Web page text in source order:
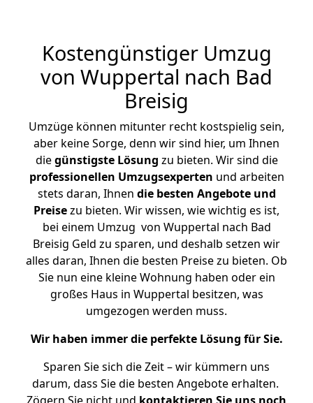
Kostengünstiger Umzug
von Wuppertal nach Bad
Breisig
Umzüge können mitunter recht kostspielig sein,
aber keine Sorge, denn wir sind hier, um Ihnen
diegünstigste Lösung zu bieten. Wir sind die
professionellen Umzugsexperten und arbeiten
stets daran, Ihnen die besten Angebote und
Preisezu bieten. Wir wissen, wie wichtig es ist,
bei einem Umzug von Wuppertal nach Bad
Breisig Geld zu sparen, und deshalb setzen wir
alles daran, Ihnen die besten Preise zu bieten. Ob
Sie nun eine kleine Wohnung haben oder ein
großes Haus in Wuppertal besitzen, was
umgezogen werden muss.
Wir haben immer die perfekte Lösung für Sie.
Sparen Sie sich die Zeit – wir kümmern uns
darum, dass Sie die besten Angebote erhalten.